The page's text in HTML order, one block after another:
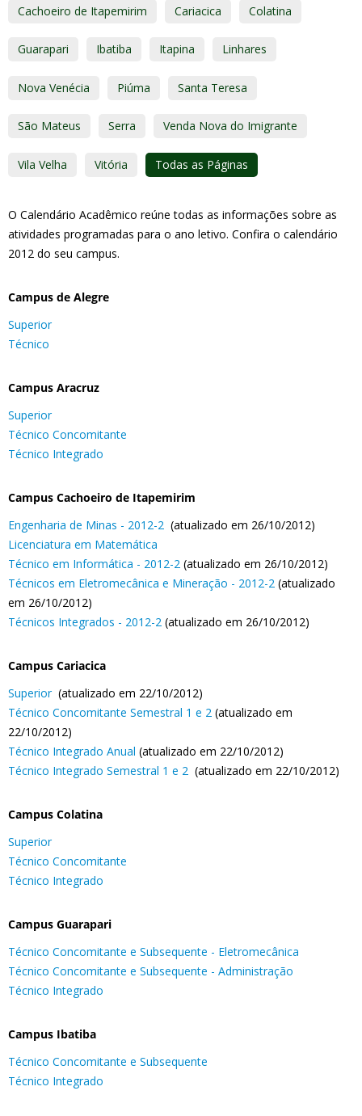
Cachoeiro de Itapemirim Cariacica Colatina
Guarapari Ibatiba Itapina Linhares
Nova Venécia Piúma Santa Teresa
São Mateus Serra Venda Nova do Imigrante
Vila Velha Vitória Todas as Páginas
O Calendário Acadêmico reúne todas as informações sobre as
atividades programadas para o ano letivo. Confira o calendário
2012 do seu campus.
Campus de Alegre
Superior
Técnico
Campus Aracruz
Superior
Técnico Concomitante
Técnico Integrado
Campus Cachoeiro de Itapemirim
Engenharia de Minas - 2012-2 (atualizado em 26/10/2012)
Licenciatura em Matemática
Técnico em Informática - 2012-2 (atualizado em 26/10/2012)
Técnicos em Eletromecânica e Mineração - 2012-2 (atualizado
em 26/10/2012)
Técnicos Integrados - 2012-2 (atualizado em 26/10/2012)
Campus Cariacica
Superior (atualizado em 22/10/2012)
Técnico Concomitante Semestral 1 e 2 (atualizado em
22/10/2012)
Técnico Integrado Anual (atualizado em 22/10/2012)
Técnico Integrado Semestral 1 e 2 (atualizado em 22/10/2012)
Campus Colatina
Superior
Técnico Concomitante
Técnico Integrado
Campus Guarapari
Técnico Concomitante e Subsequente - Eletromecânica
Técnico Concomitante e Subsequente - Administração
Técnico Integrado
Campus Ibatiba
Técnico Concomitante e Subsequente
Técnico Integrado